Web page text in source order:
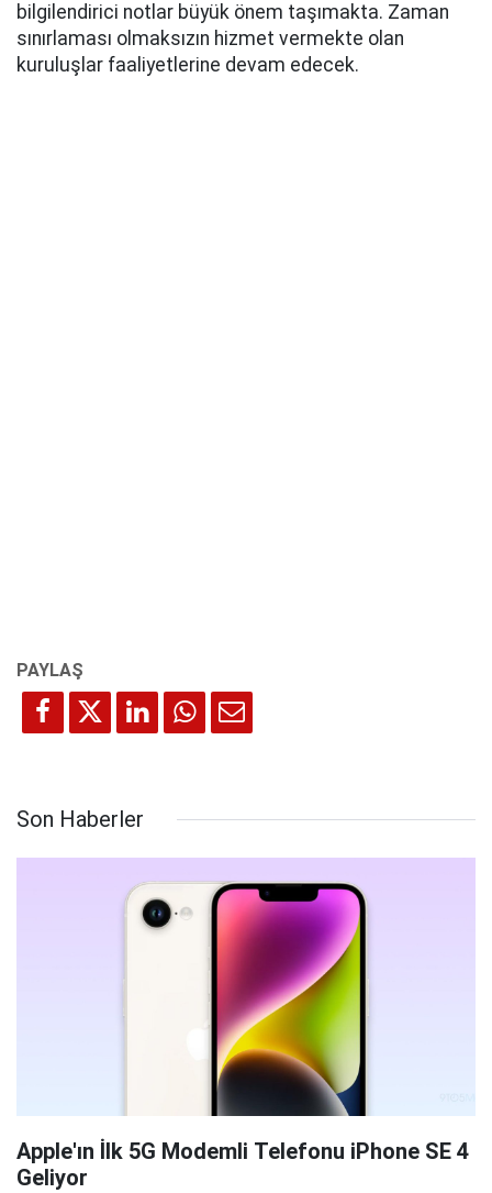
bilgilendirici notlar büyük önem taşımakta. Zaman
sınırlaması olmaksızın hizmet vermekte olan
kuruluşlar faaliyetlerine devam edecek.
Son Haberler
Apple'ın İlk 5G Modemli Telefonu iPhone SE 4
Geliyor